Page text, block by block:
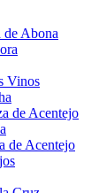
de Abona
Vinos
de Acentejo
de Acentejo